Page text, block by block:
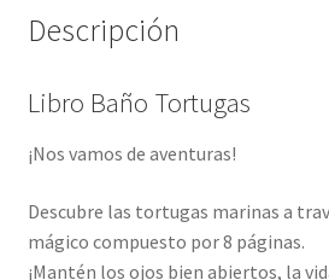
Descripción
Libro Baño Tortugas
¡Nos vamos de aventuras!
Descubre las tortugas marinas a
mágico compuesto por 8 páginas.
¡Mantén los ojos bien abiertos, la